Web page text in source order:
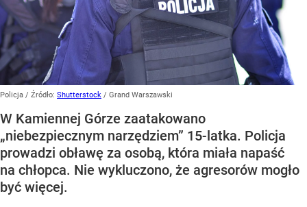
Policja / Źródło: Shutterstock / Grand Warszawski
W Kamiennej Górze zaatakowano
„niebezpiecznym narzędziem” 15-latka. Policja
prowadzi obławę za osobą, która miała napaść
na chłopca. Nie wykluczono, że agresorów mogło
być więcej.